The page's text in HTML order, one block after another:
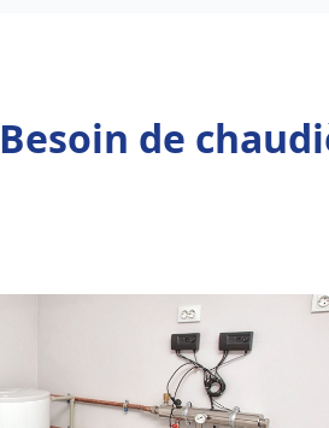
Besoin de